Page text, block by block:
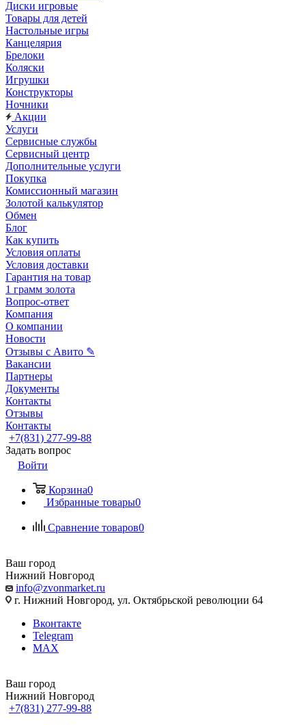
Диски игровые
Товары для детей
Настольные игры
Канцелярия
Брелоки
Коляски
Игрушки
Конструкторы
Ночники
Акции
Услуги
Сервисные службы
Сервисный центр
Дополнительные услуги
Покупка
Комиссионный магазин
Золотой калькулятор
Обмен
Блог
Как купить
Условия оплаты
Условия доставки
Гарантия на товар
1 грамм золота
Вопрос-ответ
Компания
О компании
Новости
Отзывы с Авито ✎
Вакансии
Партнеры
Документы
Контакты
Отзывы
Контакты
+7(831) 277-99-88
Задать вопрос
Войти
Корзина0
Избранные товары0
Сравнение товаров0
Ваш город
Нижний Новгород
info@zvonmarket.ru
г. Нижний Новгород, ул. Октябрьской революции 64
Вконтакте
Telegram
MAX
Ваш город
Нижний Новгород
+7(831) 277-99-88